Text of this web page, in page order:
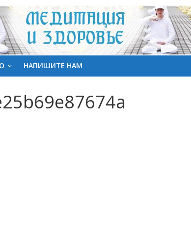
НАПИШИТЕ НАМ